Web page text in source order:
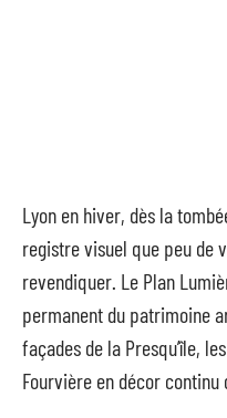
Lyon en hiver, dès la
registre visuel que peu de
revendiquer. Le Plan
permanent du patrimoine
façades de la Presqu’île,
Fourvière en décor continu